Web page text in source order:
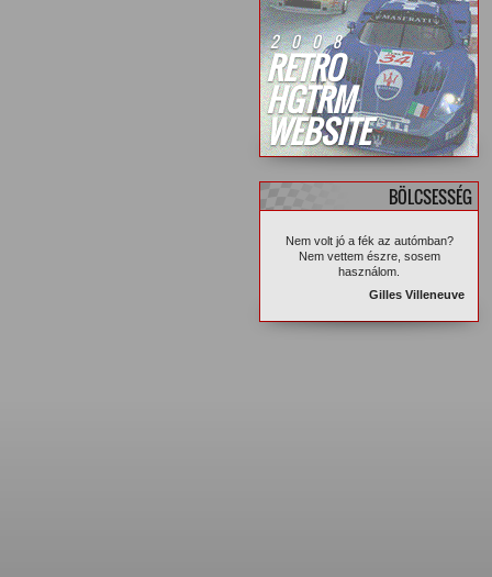
2008
RETRO
HGTRM
WEBSITE
BÖLCSESSÉG
Nem volt jó a fék az autómban?
Nem vettem észre, sosem
használom.
Gilles Villeneuve